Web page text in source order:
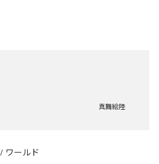
真舞絵陸
/ ワールド